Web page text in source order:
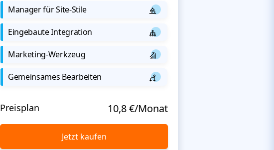
Manager für Site-Stile
Eingebaute Integration
Marketing-Werkzeug
Gemeinsames Bearbeiten
Preisplan 10,8 €/Monat
Jetzt kaufen